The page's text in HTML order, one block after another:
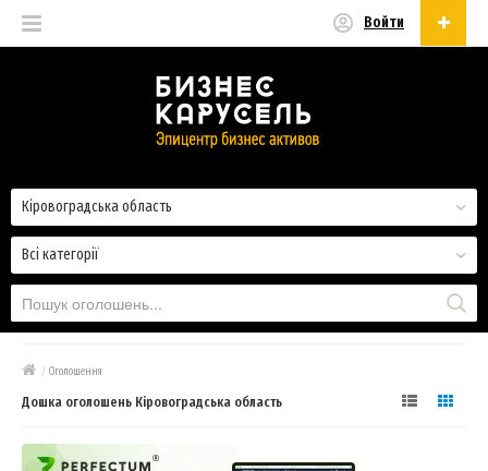
Войти
Всі категорії
Кіровоградська область
/ Оголошення
Дошка оголошень Кіровоградська область